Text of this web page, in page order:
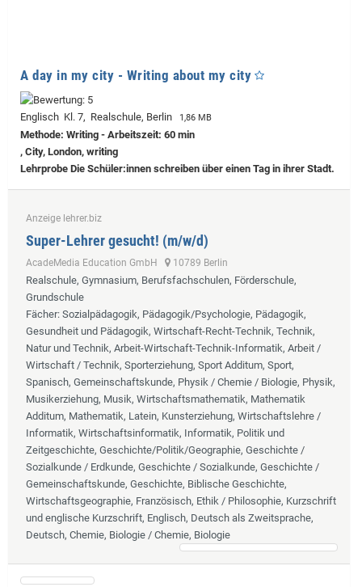
A day in my city - Writing about my city
Englisch Kl. 7, Realschule, Berlin 1,86 MB
Methode: Writing - Arbeitszeit: 60 min
, City, London, writing
Lehrprobe Die Schüler:innen schreiben über einen Tag in ihrer Stadt.
Anzeige lehrer.biz
Super-Lehrer gesucht! (m/w/d)
AcadeMedia Education GmbH 10789 Berlin
Realschule, Gymnasium, Berufsfachschulen, Förderschule,
Grundschule
Fächer: Sozialpädagogik, Pädagogik/Psychologie, Pädagogik,
Gesundheit und Pädagogik, Wirtschaft-Recht-Technik, Technik,
Natur und Technik, Arbeit-Wirtschaft-Technik-Informatik, Arbeit /
Wirtschaft / Technik, Sporterziehung, Sport Additum, Sport,
Spanisch, Gemeinschaftskunde, Physik / Chemie / Biologie, Physik,
Musikerziehung, Musik, Wirtschaftsmathematik, Mathematik
Additum, Mathematik, Latein, Kunsterziehung, Wirtschaftslehre /
Informatik, Wirtschaftsinformatik, Informatik, Politik und
Zeitgeschichte, Geschichte/Politik/Geographie, Geschichte /
Sozialkunde / Erdkunde, Geschichte / Sozialkunde, Geschichte /
Gemeinschaftskunde, Geschichte, Biblische Geschichte,
Wirtschaftsgeographie, Französisch, Ethik / Philosophie, Kurzschrift
und englische Kurzschrift, Englisch, Deutsch als Zweitsprache,
Deutsch, Chemie, Biologie / Chemie, Biologie